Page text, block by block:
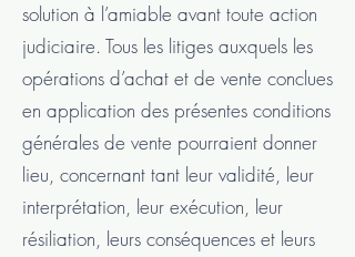
solution à l’amiable avant toute action
judiciaire. Tous les litiges auxquels les
opérations d’achat et de vente conclues
en application des présentes conditions
générales de vente pourraient donner
lieu, concernant tant leur validité, leur
interprétation, leur exécution, leur
résiliation, leurs conséquences et leurs